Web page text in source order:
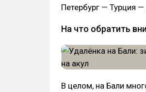
Петербург — Турция
На что обратить
В целом, на Бали